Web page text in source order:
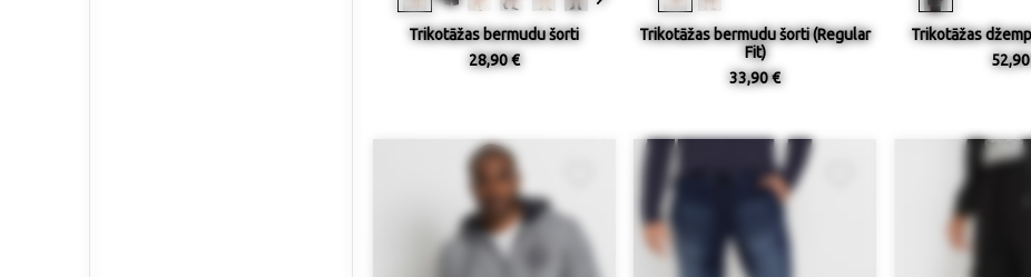
Trikotāžas bermudu šorti
28,90 €
Trikotāžas bermudu šorti (Regular
Fit)
33,90 €
Trikotāžas